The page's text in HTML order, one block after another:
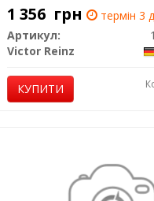
1 356 грн
термін 3
Артикул:
Victor Reinz
КУПИТИ